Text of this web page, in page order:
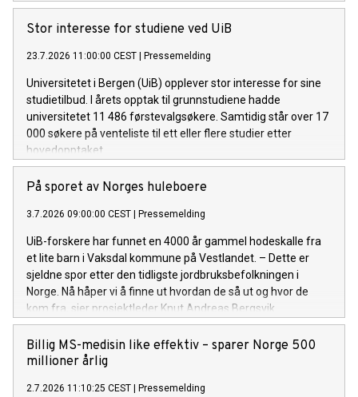
Stor interesse for studiene ved UiB
23.7.2026 11:00:00 CEST Pressemelding
Universitetet i Bergen (UiB) opplever stor interesse for sine
studietilbud. I årets opptak til grunnstudiene hadde
universitetet 11 486 førstevalgsøkere. Samtidig står over 17
000 søkere på venteliste til ett eller flere studier etter
hovedopptaket.
På sporet av Norges huleboere
3.7.2026 09:00:00 CEST Pressemelding
UiB-forskere har funnet en 4000 år gammel hodeskalle fra
et lite barn i Vaksdal kommune på Vestlandet. – Dette er
sjeldne spor etter den tidligste jordbruksbefolkningen i
Norge. Nå håper vi å finne ut hvordan de så ut og hvor de
kom fra, sier prosjektleder Knut Andreas Bergsvik.
Billig MS-medisin like effektiv – sparer Norge 500
millioner årlig
2.7.2026 11:10:25 CEST Pressemelding